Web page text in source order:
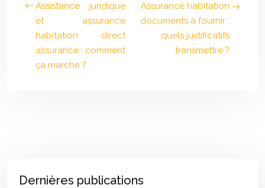
Assistance juridique
et assurance
habitation direct
assurance : comment
ça marche ?
Assurance habitation
documents à fournir :
quels justificatifs
transmettre ?
Dernières publications